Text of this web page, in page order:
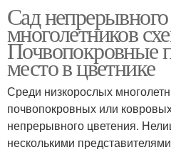
Сад
многолетников
Почвопокровные
место в цветнике
Среди низкорослых
почвопокровных или
непрерывного цветения.
несколькими